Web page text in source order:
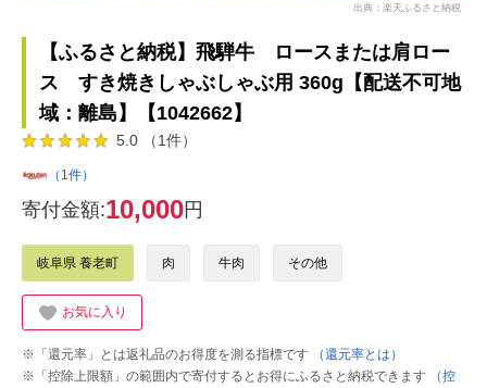
出典：楽天ふるさと納税
【ふるさと納税】飛騨牛 ロースまたは肩ロー
ス すき焼きしゃぶしゃぶ用 360g【配送不可地
域：離島】【1042662】
5.0 （1件）
（1件）
寄付金額:10,000円
岐阜県 養老町 肉 牛肉 その他
お気に入り
※「還元率」とは返礼品のお得度を測る指標です
（還元率とは）
※「控除上限額」の範囲内で寄付するとお得にふるさと納税できます
（控